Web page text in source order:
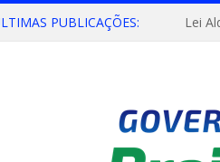
PUBLICAÇÕES: Lei